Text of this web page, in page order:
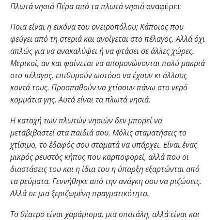
Πλωτά νησιάΠέρα από τα πλωτά νησιάαναφέρει:
Ποια είναι η εικόνα του ονειροπόλου; Κάποιος που
φεύγει από τη στεριά και ανοίγεται στο πέλαγος. Αλλά όχι
απλώς για να ανακαλύψει ή να φτάσει σε άλλες χώρες.
Μερικοί, αν και φαίνεται να απομονώνονται πολύ μακριά
στο πέλαγος, επιθυμούν ωστόσο να έχουν κι άλλους
κοντά τους. Προσπαθούν να χτίσουν πάνω στο νερό
κομμάτια γης. Αυτά είναι τα πλωτά νησιά.
Η κατοχή των πλωτών νησιών δεν μπορεί να
μεταβιβαστεί στα παιδιά σου. Μόλις σταματήσεις το
χτίσιμο, το έδαφός σου σταματά να υπάρχει. Είναι ένας
μικρός ρευστός κήπος που καρποφορεί, αλλά που οι
διαστάσεις του και η ίδια του η ύπαρξη εξαρτώνται από
τα ρεύματα. Γεννήθηκε από την ανάγκη σου να ριζώσεις.
Αλλά σε μια ξεριζωμένη πραγματικότητα.
Το θέατρο είναι χαράμισμα, μια σπατάλη, αλλά είναι και